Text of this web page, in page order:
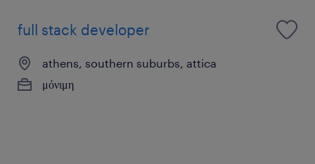
full stack developer
athens, southern suburbs, attica
μόνιμη